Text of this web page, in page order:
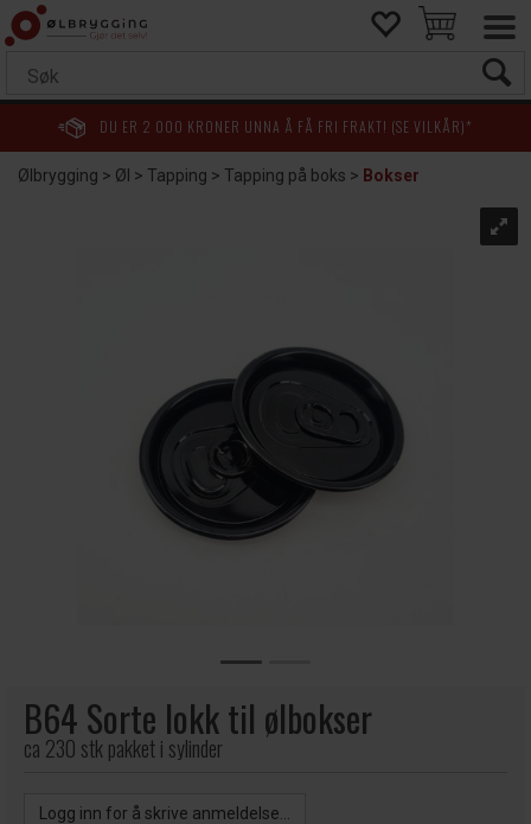
DU ER 2 000 KRONER UNNA Å FÅ FRI FRAKT! (SE VILKÅR)*
Ølbrygging>Øl >Tapping>Tapping på boks> Bokser
B64 Sorte lokk til ølbokser
ca 230 stk pakket i sylinder
Logg inn for å skrive anmeldelse...